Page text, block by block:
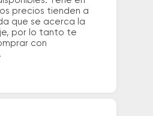
precios tienden a
que se acerca la
por lo tanto te
con